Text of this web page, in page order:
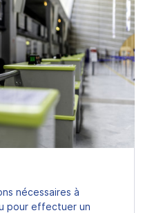
nécessaires à
pour effectuer un